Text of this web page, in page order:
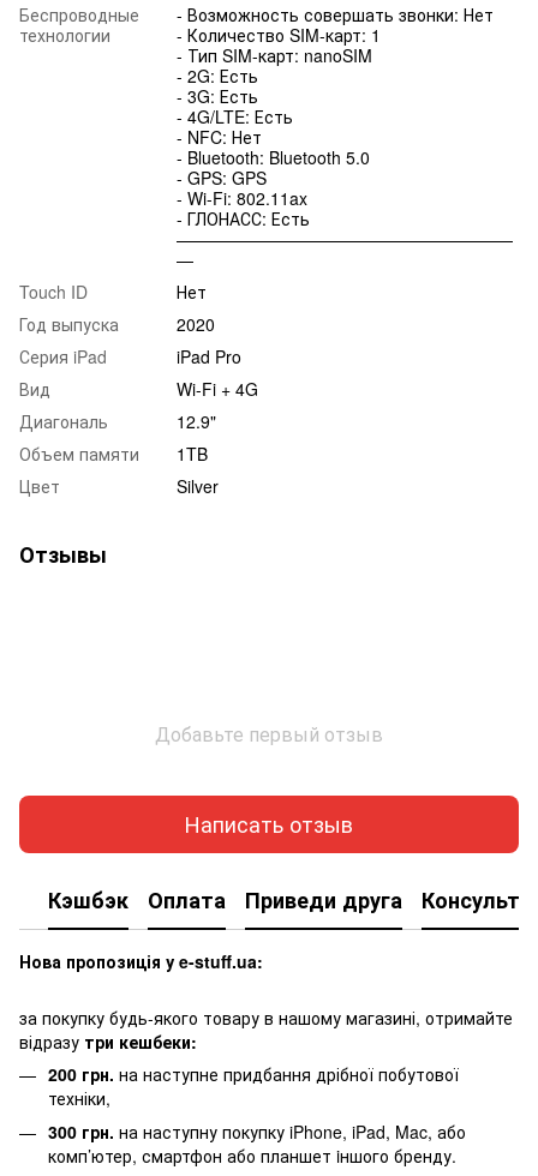
Беспроводные
технологии
- Возможность совершать звонки: Нет
- Количество SIM-карт: 1
- Тип SIM-карт: nanoSIM
- 2G: Есть
- 3G: Есть
- 4G/LTE: Есть
- NFC: Нет
- Bluetooth: Bluetooth 5.0
- GPS: GPS
- Wi-Fi: 802.11ax
- ГЛОНАСС: Есть
————————————————————
—
Touch ID
Нет
Год выпуска
2020
Серия iPad
iPad Pro
Вид
Wi-Fi + 4G
Диагональ
12.9"
Объем памяти
1TB
Цвет
Silver
Отзывы
Добавьте первый отзыв
Написать отзыв
Кэшбэк Оплата Приведи друга
Нова пропозиція у e-stuff.ua:
за покупку будь-якого товару в нашому магазині, отримайте
відразу три кешбеки:
200 грн. на наступне придбання дрібної побутової
техніки,
300 грн. на наступну покупку iPhone, iPad, Mac, або
комп’ютер, смартфон або планшет iншого бренду.